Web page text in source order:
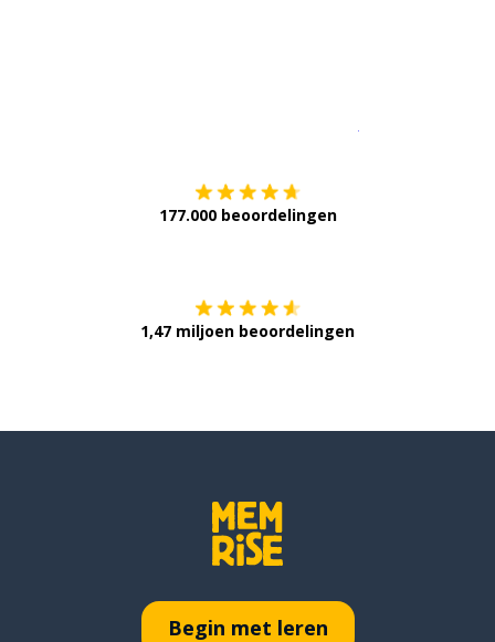
177.000 beoordelingen
1,47 miljoen beoordelingen
Begin met leren